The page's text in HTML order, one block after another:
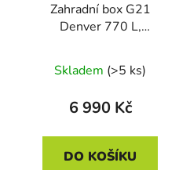
Zahradní box G21
Denver 770 L,
Skladem (>5 ks)
6 990 Kč
DO KOŠÍKU